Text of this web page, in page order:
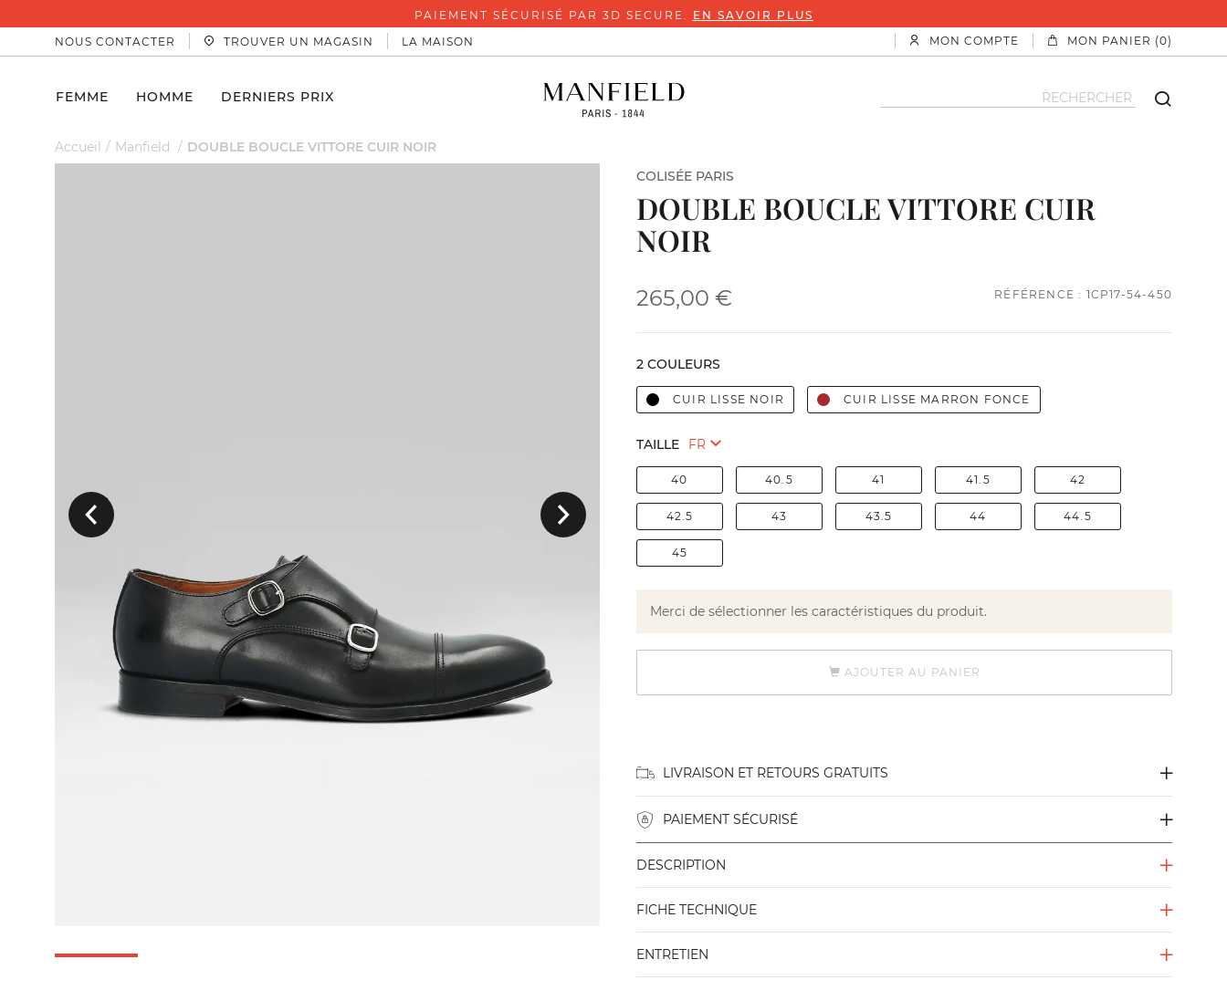
PAIEMENT SÉCURISÉ PAR 3D SECURE. EN SAVOIR PLUS
NOUS CONTACTER
TROUVER UN MAGASIN LA MAISON MON COMPTE MON PANIER (0)
FEMME HOMME DERNIERS PRIX
Accueil Manfield DOUBLE BOUCLE VITTORE CUIR NOIR
Précedent Suivant
COLISÉE PARIS
DOUBLE BOUCLE VITTORE CUIR
NOIR
265,00 € RÉFÉRENCE : 1CP17-54-450
2 COULEURS
CUIR LISSE NOIR CUIR LISSE MARRON FONCE
TAILLE
40 40.5 41 41.5 42
42.5 43 43.5 44 44.5
45
Merci de sélectionner les caractéristiques du produit.
AJOUTER AU PANIER
LIVRAISON ET RETOURS GRATUITS
PAIEMENT SÉCURISÉ
DESCRIPTION
FICHE TECHNIQUE
ENTRETIEN